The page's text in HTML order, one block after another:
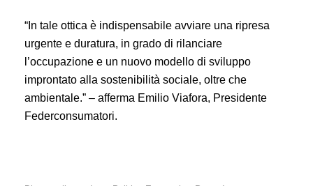
“In tale ottica è indispensabile avviare una ripresa
urgente e duratura, in grado di rilanciare
l’occupazione e un nuovo modello di sviluppo
improntato alla sostenibilità sociale, oltre che
ambientale.” – afferma Emilio Viafora, Presidente
Federconsumatori.